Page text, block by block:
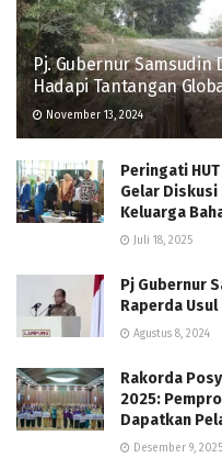
Pj. Gubernur Samsudin
Hadapi Tantangan
November 13, 2024
Peringati
Gelar Diskusi
Keluarga
Juli 18, 2025
Pj Gubernur
Raperda
Agustus 8, 2024
Rakorda
2025:
Dapatkan
Desember 9, 2025